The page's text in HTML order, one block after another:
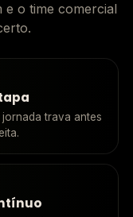
e o time comercial
trava antes